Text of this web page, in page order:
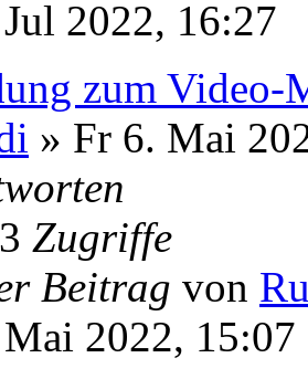
2022, 16:27
zum Video-
» Fr 6. Mai
Zugriffe
Beitrag von
2022, 15:07